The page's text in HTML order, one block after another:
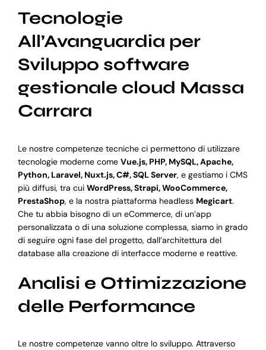
Tecnologie
All’Avanguardia per
Sviluppo software
gestionale cloud Massa
Carrara
Le nostre competenze tecniche ci permettono di utilizzare
tecnologie moderne come Vue.js, PHP, MySQL, Apache,
Python, Laravel, Nuxt.js, C#, SQL Server, e gestiamo i CMS
più diffusi, tra cui WordPress, Strapi, WooCommerce,
PrestaShop, e la nostra piattaforma headless Megicart.
Che tu abbia bisogno di un eCommerce, di un’app
personalizzata o di una soluzione complessa, siamo in grado
di seguire ogni fase del progetto, dall’architettura del
database alla creazione di interfacce moderne e reattive.
Analisi e Ottimizzazione
delle Performance
Le nostre competenze vanno oltre lo sviluppo. Attraverso